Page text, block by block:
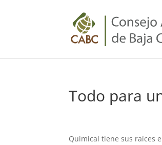
Todo para
Quimical tiene sus raíces